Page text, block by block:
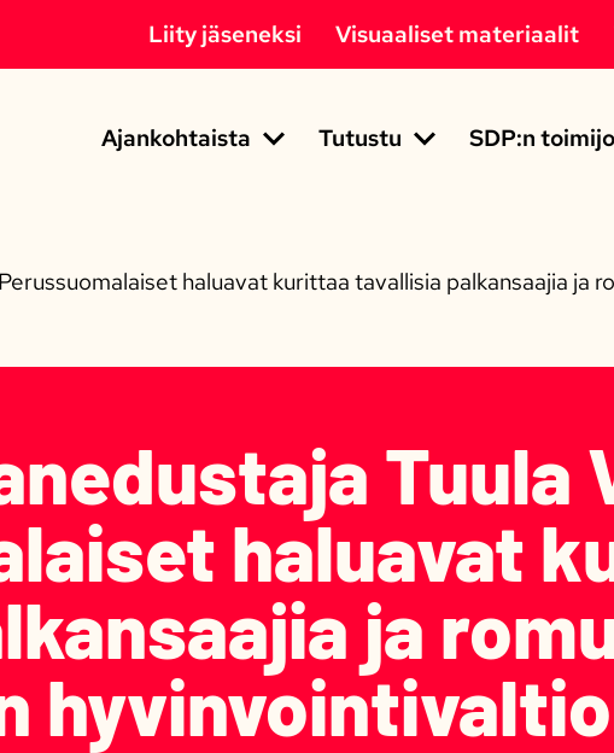
Ajankohtaista
Tutustu SDP:n
Liity jäseneksi Visuaaliset materiaalit
haluavat kurittaa tavallisia palkansaajia ja
Tuula
haluavat
ja